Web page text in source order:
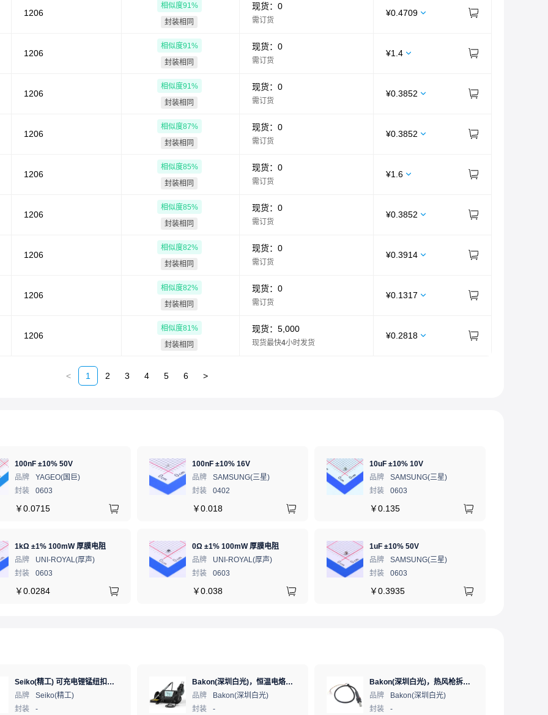
1206
相似度91 %
封装相同
现货： 0
需订货
¥0.4709
1206
相似度91 %
封装相同
现货： 0
需订货
¥1.4
1206
相似度91 %
封装相同
现货： 0
需订货
¥0.3852
1206
相似度87%
封装相同
现货： 0
需订货
¥0.3852
1206
相似度85%
封装相同
现货： 0
需订货
¥1.6
1206
相似度85%
封装相同
现货： 0
需订货
¥0.3852
1206
相似度82%
封装相同
现货： 0
需订货
¥0.3914
1206
相似度82%
封装相同
现货： 0
需订货
¥0.1317
1206
相似度81 %
封装相同
现货： 5,000
现货最快4小时发货
¥0.2818
< 1 2 3 4 5 6 >
100nF ±10% 50V
品牌
YAGEO(国巨)
封装
0603
￥0.0715
100nF ±10% 16V
品牌
SAMSUNG(三星)
封装
0402
￥0.018
10uF ±10% 10V
品牌
SAMSUNG(三星)
封装
0603
￥0.135
1kΩ ±1% 100mW 厚膜电阻
品牌
UNI-ROYAL(厚声)
封装
0603
￥0.0284
0Ω ±1% 100mW 厚膜电阻
品牌
UNI-ROYAL(厚声)
封装
0603
￥0.038
1uF ±10% 50V
品牌
SAMSUNG(三星)
封装
0603
￥0.3935
Seiko(精工) 可充电锂锰纽扣电池 3V 5.5mAh 1个
品牌
Seiko(精工)
封装
-
Bakon(深圳白光)，恒温电烙铁热风枪二合一数显可调温大功率无铅拆焊台，BK881（新老款交替发货）
品牌
Bakon(深圳白光)
封装
-
Bakon(深圳白光)，热风枪拆焊台手柄全系列，拆焊台手柄(联合蓝)，HF850D-853B
品牌
Bakon(深圳白光)
封装
-